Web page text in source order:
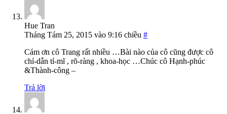
Hue Tran
Tháng Tám 25, 2015 vào 9:16 chiều #
Cám ơn cô Trang rất nhiều …Bài nào của cô cũng được cô
chỉ-dẫn tỉ-mĩ , rõ-ràng , khoa-học …Chúc cô Hạnh-phúc
&Thành-công –
Trả lời